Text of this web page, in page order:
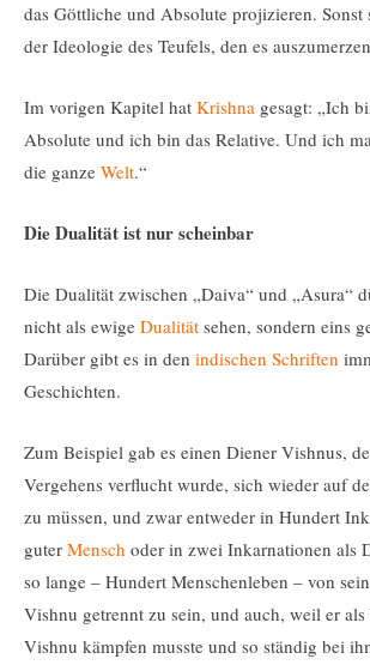
das Göttliche und Absolute projizieren.
der Ideologie des Teufels, den es
Im vorigen Kapitel hat Krishna gesagt: „Ich
Absolute und ich bin das Relative. Und ich
die ganze Welt.“
Die Dualität ist nur scheinbar
Die Dualität zwischen „Daiva“ und „Asura“
nicht als ewige Dualität sehen, sondern eins
Darüber gibt es in den indischen Schriften
Geschichten.
Zum Beispiel gab es einen Diener Vishnus,
Vergehens verflucht wurde, sich wieder auf
zu müssen, und zwar entweder in Hundert
guter Mensch oder in zwei Inkarnationen als
so lange – Hundert Menschenleben – von
Vishnu getrennt zu sein, und auch, weil er als
Vishnu kämpfen musste und so ständig bei